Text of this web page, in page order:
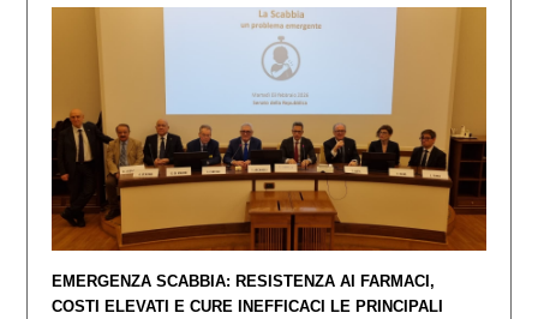
EMERGENZA SCABBIA: RESISTENZA AI FARMACI,
COSTI ELEVATI E CURE INEFFICACI LE PRINCIPALI